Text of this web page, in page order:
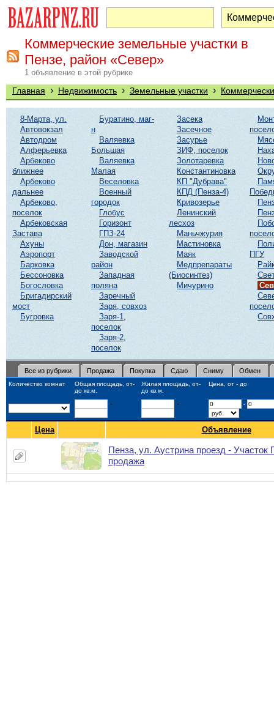
Коммерческие земельные участки в
Пензе, район «Север»
1 объявление в этой рубрике
Главная › Недвижимость › Земельные участки ›
8-Марта, ул.
Автовокзал
Автодром
Алферьевка
Арбеково
ближнее
Арбеково
дальнее
Арбеково,
поселок
Арбековская
Застава
Ахуны
Аэропорт
Барковка
Бессоновка
Богословка
Бригадирский
мост
Бугровка
Буратино, маг-
н
Валяевка
Большая
Валяевка
Малая
Веселовка
Военный
городок
Глобус
Горизонт
ГПЗ-24
Дон, магазин
Заводской
район
Западная
поляна
Заречный
Заря, совхоз
Заря-1,
поселок
Заря-2,
поселок
Засека
Засечное
Засурье
ЗИФ, поселок
Золотаревка
Константиновка
КП "Дубрава"
КПД (Пенза-4)
Кривозерье
Ленинский
лесхоз
Маньчжурия
Мастиновка
Маяк
Медпрепараты
(Биосинтез)
Мичурино
ПГУ
Все из рубрики Продажа Покупка Сдаю Сниму Обмен
Количество комнат
Общая площадь, от-
до кв.м.
Жилая площадь, от-
до кв.м.
Цена, от - до
- - -
Цена Объявление
Пенза, ул. Аустрина проезд - Участок
продажа